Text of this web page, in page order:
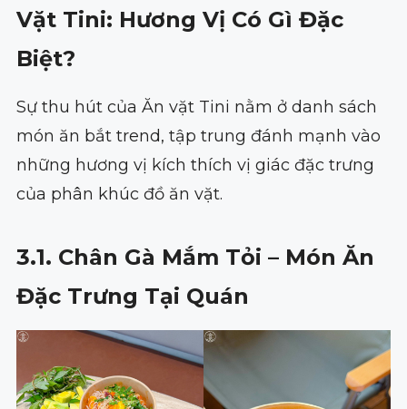
Vặt Tini: Hương Vị Có Gì Đặc
Biệt?
Sự thu hút của Ăn vặt Tini nằm ở danh sách
món ăn bắt trend, tập trung đánh mạnh vào
những hương vị kích thích vị giác đặc trưng
của phân khúc đồ ăn vặt.
3.1. Chân Gà Mắm Tỏi – Món Ăn
Đặc Trưng Tại Quán